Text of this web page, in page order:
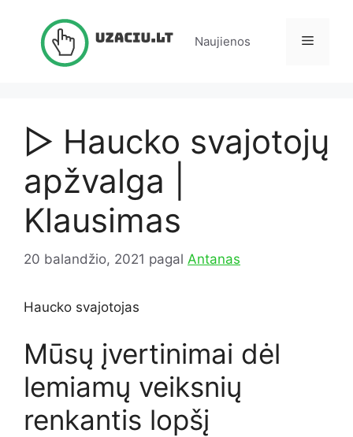
Naujienos Meniu
▷ Haucko svajotojų
apžvalga |
Klausimas
20 balandžio, 2021 pagal Antanas
Haucko svajotojas
Mūsų įvertinimai dėl
lemiamų veiksnių
renkantis lopšį